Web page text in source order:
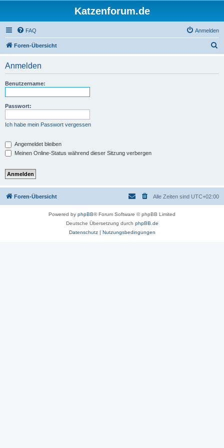
Katzenforum.de
FAQ Anmelden
Foren-Übersicht
Anmelden
Benutzername:
Passwort:
Ich habe mein Passwort vergessen
Angemeldet bleiben
Meinen Online-Status während dieser Sitzung verbergen
Foren-Übersicht Alle Zeiten sind UTC+02:00
Powered by phpBB® Forum Software © phpBB Limited
Deutsche Übersetzung durch phpBB.de
Datenschutz| Nutzungsbedingungen